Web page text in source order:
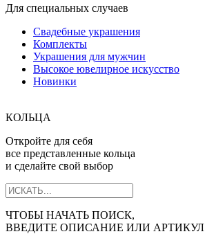
Для специальных случаев
Свадебные украшения
Комплекты
Украшения для мужчин
Высокое ювелирное искусство
Новинки
КОЛЬЦА
Откройте для себя
все представленные кольца
и сделайте свой выбор
ЧТОБЫ НАЧАТЬ ПОИСК,
ВВЕДИТЕ ОПИСАНИЕ ИЛИ АРТИКУЛ